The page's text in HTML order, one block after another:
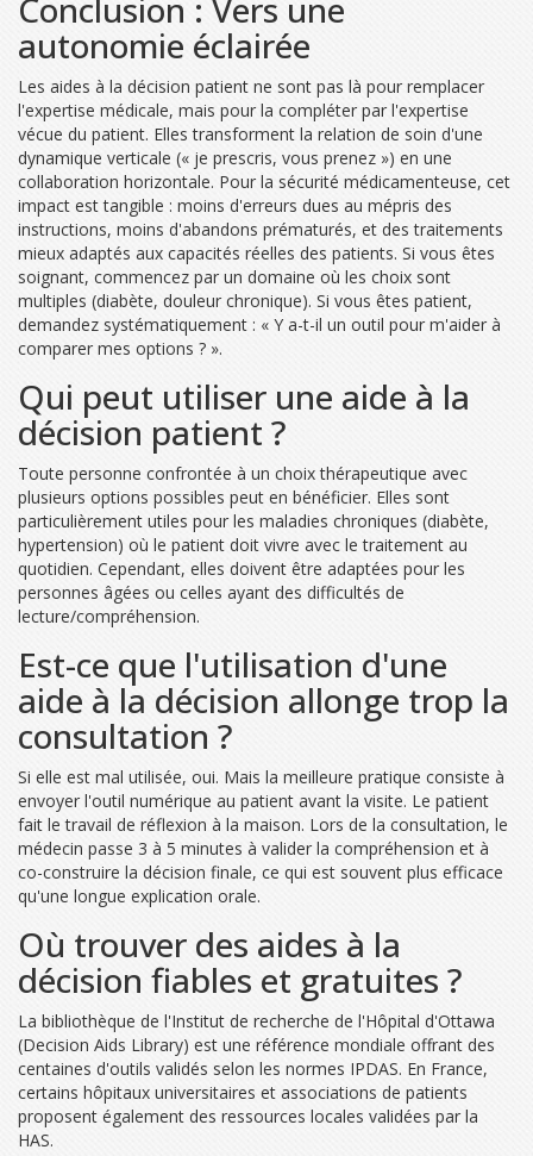
Conclusion : Vers une
autonomie éclairée
Les aides à la décision patient ne sont pas là pour remplacer
l'expertise médicale, mais pour la compléter par l'expertise
vécue du patient. Elles transforment la relation de soin d'une
dynamique verticale (« je prescris, vous prenez ») en une
collaboration horizontale. Pour la sécurité médicamenteuse, cet
impact est tangible : moins d'erreurs dues au mépris des
instructions, moins d'abandons prématurés, et des traitements
mieux adaptés aux capacités réelles des patients. Si vous êtes
soignant, commencez par un domaine où les choix sont
multiples (diabète, douleur chronique). Si vous êtes patient,
demandez systématiquement : « Y a-t-il un outil pour m'aider à
comparer mes options ? ».
Qui peut utiliser une aide à la
décision patient ?
Toute personne confrontée à un choix thérapeutique avec
plusieurs options possibles peut en bénéficier. Elles sont
particulièrement utiles pour les maladies chroniques (diabète,
hypertension) où le patient doit vivre avec le traitement au
quotidien. Cependant, elles doivent être adaptées pour les
personnes âgées ou celles ayant des difficultés de
lecture/compréhension.
Est-ce que l'utilisation d'une
aide à la décision allonge trop la
consultation ?
Si elle est mal utilisée, oui. Mais la meilleure pratique consiste à
envoyer l'outil numérique au patient avant la visite. Le patient
fait le travail de réflexion à la maison. Lors de la consultation, le
médecin passe 3 à 5 minutes à valider la compréhension et à
co-construire la décision finale, ce qui est souvent plus efficace
qu'une longue explication orale.
Où trouver des aides à la
décision fiables et gratuites ?
La bibliothèque de l'Institut de recherche de l'Hôpital d'Ottawa
(Decision Aids Library) est une référence mondiale offrant des
centaines d'outils validés selon les normes IPDAS. En France,
certains hôpitaux universitaires et associations de patients
proposent également des ressources locales validées par la
HAS.